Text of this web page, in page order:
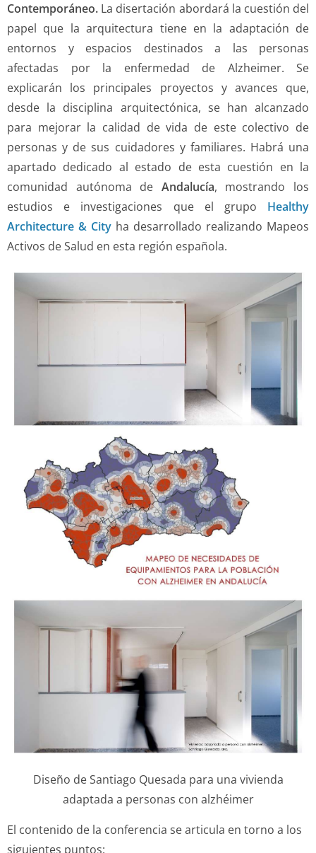
Contemporáneo. La disertación abordará la cuestión del
papel que la arquitectura tiene en la adaptación de
entornos y espacios destinados a las personas
afectadas por la enfermedad de Alzheimer. Se
explicarán los principales proyectos y avances que,
desde la disciplina arquitectónica, se han alcanzado
para mejorar la calidad de vida de este colectivo de
personas y de sus cuidadores y familiares. Habrá una
apartado dedicado al estado de esta cuestión en la
comunidad autónoma de Andalucía, mostrando los
estudios e investigaciones que el grupo Healthy
Architecture & City ha desarrollado realizando Mapeos
Activos de Salud en esta región española.
Diseño de Santiago Quesada para una vivienda
adaptada a personas con alzhéimer
El contenido de la conferencia se articula en torno a los
siguientes puntos: